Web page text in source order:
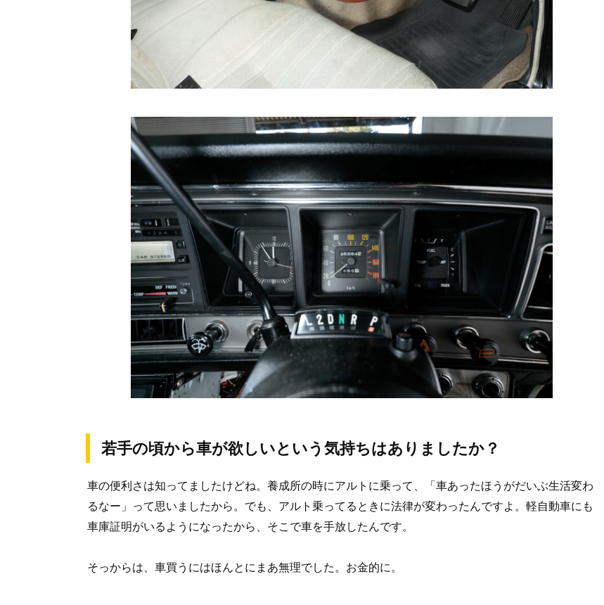
若手の頃から車が欲しいという気持ちはありましたか？
車の便利さは知ってましたけどね。養成所の時にアルトに乗って、「車あったほうがだいぶ生活変わ
るなー」って思いましたから。でも、アルト乗ってるときに法律が変わったんですよ。軽自動車にも
車庫証明がいるようになったから、そこで車を手放したんです。
そっからは、車買うにはほんとにまあ無理でした。お金的に。